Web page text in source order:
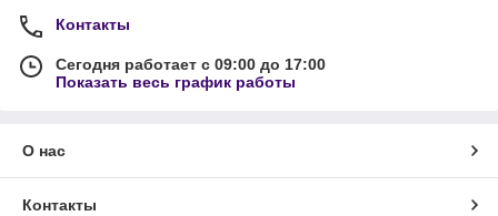
Контакты
Сегодня работает с 09:00 до 17:00
Показать весь график работы
О нас
Контакты